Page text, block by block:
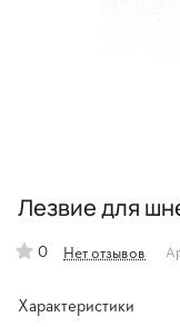
Лезвие для
0 Нет отзывов
Характеристики